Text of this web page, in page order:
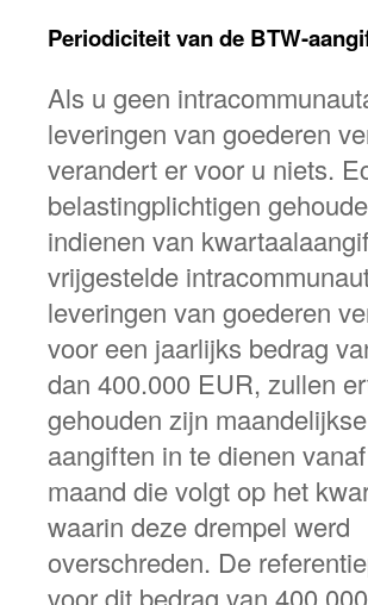
Periodiciteit van de BTW-
Als u geen
leveringen van goederen
verandert er voor u niets.
belastingplichtigen
indienen van
vrijgestelde
leveringen van goederen
voor een jaarlijks bedrag
dan 400.000 EUR, zullen
gehouden zijn
aangiften in te dienen
maand die volgt op het
waarin deze drempel werd
overschreden. De
voor dit bedrag van